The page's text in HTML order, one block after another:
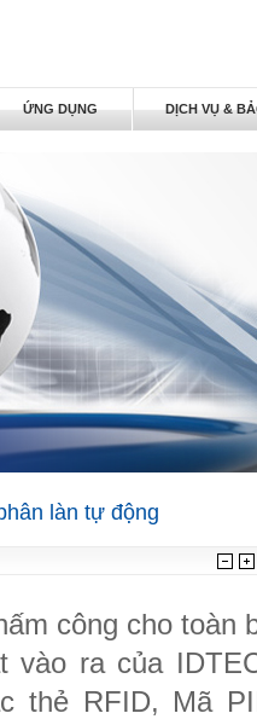
ỨNG DỤNG DỊCH VỤ &
làn tự động
công cho toàn
vào ra của
thẻ RFID, Mã